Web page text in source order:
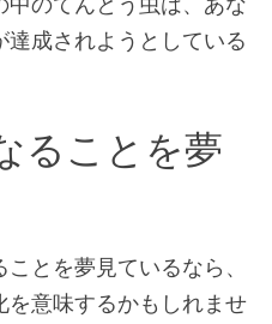
成されようとしている
ることを夢
とを夢見ているなら、
意味するかもしれませ